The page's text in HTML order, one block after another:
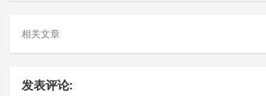
相关文章
发表评论: